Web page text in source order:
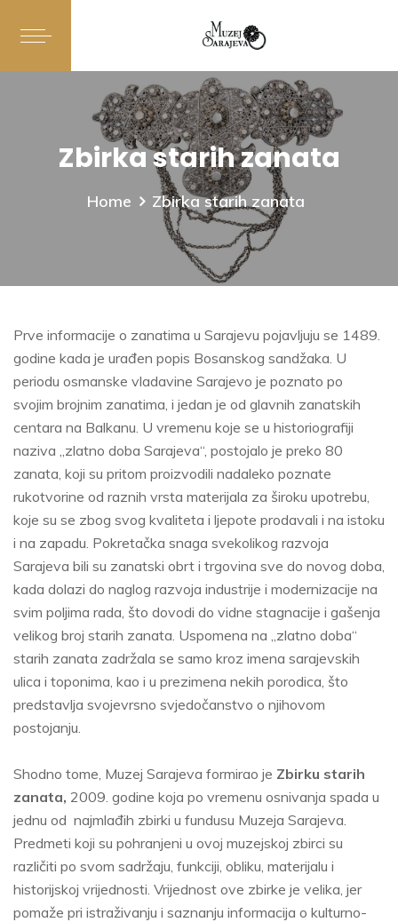
Zbirka starih zanata
Home Zbirka starih zanata
Prve informacije o zanatima u Sarajevu pojavljuju se 1489.
godine kada je urađen popis Bosanskog sandžaka. U
periodu osmanske vladavine Sarajevo je poznato po
svojim brojnim zanatima, i jedan je od glavnih zanatskih
centara na Balkanu. U vremenu koje se u historiografiji
naziva „zlatno doba Sarajeva“, postojalo je preko 80
zanata, koji su pritom proizvodili nadaleko poznate
rukotvorine od raznih vrsta materijala za široku upotrebu,
koje su se zbog svog kvaliteta i ljepote prodavali i na istoku
i na zapadu. Pokretačka snaga svekolikog razvoja
Sarajeva bili su zanatski obrt i trgovina sve do novog doba,
kada dolazi do naglog razvoja industrije i modernizacije na
svim poljima rada, što dovodi do vidne stagnacije i gašenja
velikog broj starih zanata. Uspomena na „zlatno doba“
starih zanata zadržala se samo kroz imena sarajevskih
ulica i toponima, kao i u prezimena nekih porodica, što
predstavlja svojevrsno svjedočanstvo o njihovom
postojanju.
Shodno tome, Muzej Sarajeva formirao je Zbirku starih
zanata, 2009. godine koja po vremenu osnivanja spada u
jednu od najmlađih zbirki u fundusu Muzeja Sarajeva.
Predmeti koji su pohranjeni u ovoj muzejskoj zbirci su
različiti po svom sadržaju, funkciji, obliku, materijalu i
historijskoj vrijednosti. Vrijednost ove zbirke je velika, jer
pomaže pri istraživanju i saznanju informacija o kulturno-